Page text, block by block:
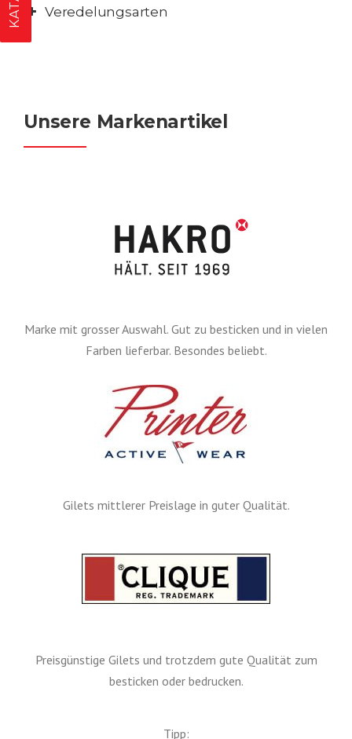
Veredelungsarten
Unsere Markenartikel
Marke mit grosser Auswahl. Gut zu besticken und in vielen
Farben lieferbar. Besondes beliebt.
Gilets mittlerer Preislage in guter Qualität.
Preisgünstige Gilets und trotzdem gute Qualität zum
besticken oder bedrucken.
Tipp: